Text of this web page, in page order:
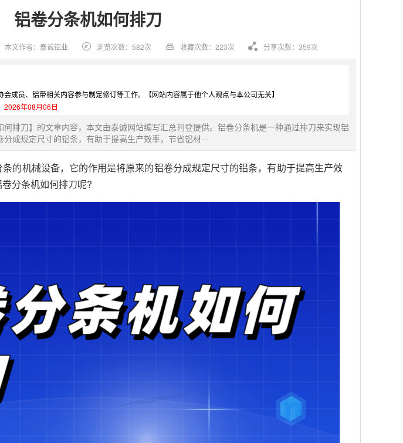
铝卷分条机如何排刀
本文作者：泰诚铝业 浏览次数：582次 收藏次数：223次 分享次数：359次
成员、铝带相关内容参与制定修订等工作。【网站内容属于他个人观点与本公司无关】
2026年08月06日
排刀】的文章内容，本文由泰诚网站编写汇总刊登提供。铝卷分条机是一种通过排刀来实现铝
成规定尺寸的铝条，有助于提高生产效率，节省铝材···
的机械设备，它的作用是将原来的铝卷分成规定尺寸的铝条，有助于提高生产效
分条机如何排刀呢?